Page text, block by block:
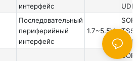
интерфейс
Последовательный
периферийный
интерфейс
1.7~5.5V
SOP8
SOP8